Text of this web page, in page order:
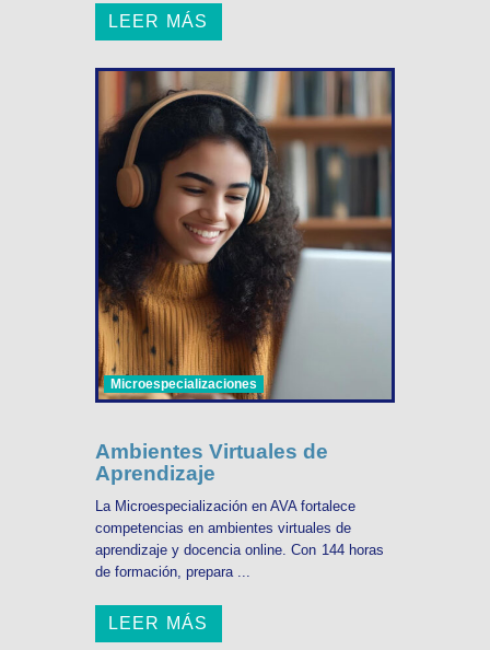
LEER MÁS
Microespecializaciones
Ambientes Virtuales de
Aprendizaje
La Microespecialización en AVA fortalece
competencias en ambientes virtuales de
aprendizaje y docencia online. Con 144 horas
de formación, prepara ...
LEER MÁS